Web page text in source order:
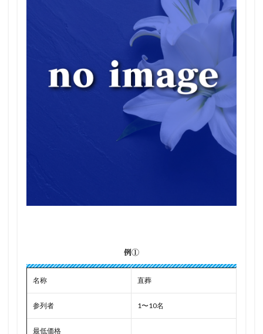
例①
名称 直葬
参列者 1〜10名
最低価格